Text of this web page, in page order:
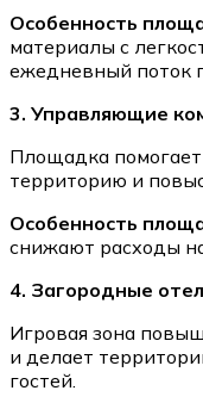
Особенность
материалы с
ежедневный поток
3. Управляющие
Площадка
территорию и
Особенность
снижают расходы
4. Загородные
Игровая зона
и делает
гостей.